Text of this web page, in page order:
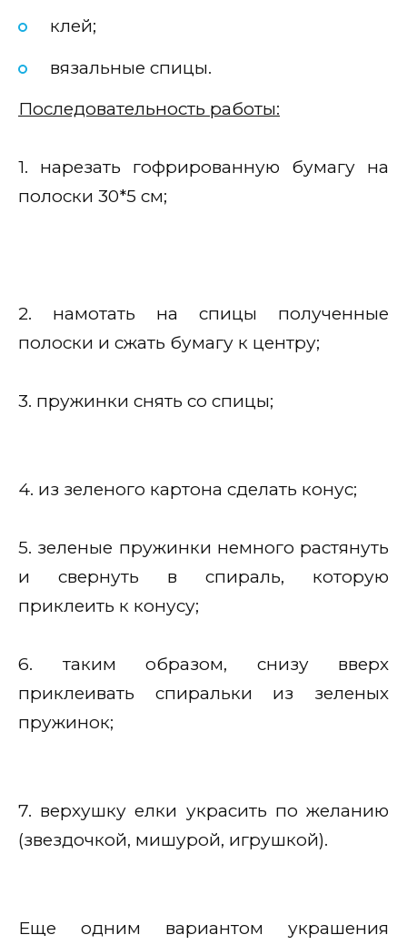
клей;
вязальные спицы.
Последовательность работы:
1. нарезать гофрированную бумагу на
полоски 30*5 см;
2. намотать на спицы полученные
полоски и сжать бумагу к центру;
3. пружинки снять со спицы;
4. из зеленого картона сделать конус;
5. зеленые пружинки немного растянуть
и свернуть в спираль, которую
приклеить к конусу;
6. таким образом, снизу вверх
приклеивать спиральки из зеленых
пружинок;
7. верхушку елки украсить по желанию
(звездочкой, мишурой, игрушкой).
Еще одним вариантом украшения